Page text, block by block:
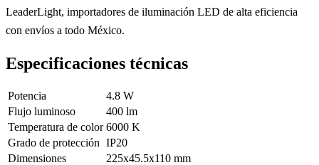
LeaderLight, importadores de iluminación LED de alta eficiencia
con envíos a todo México.
Especificaciones técnicas
Potencia
4.8 W
Flujo luminoso
400 lm
Temperatura de color 6000 K
Grado de protección IP20
Dimensiones
225x45.5x110 mm